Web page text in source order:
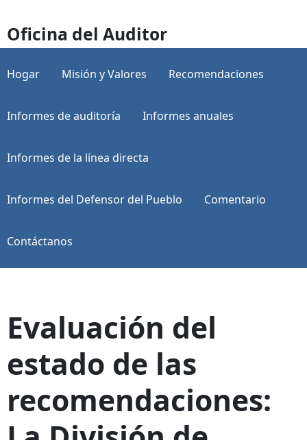
Oficina del Auditor
Hogar Misión y Valores Recomendaciones
Informes de auditoría Informes anuales
Informes de la línea directa
Informes del Defensor del Pueblo Comentario
Contáctanos
Evaluación del
estado de las
recomendaciones: